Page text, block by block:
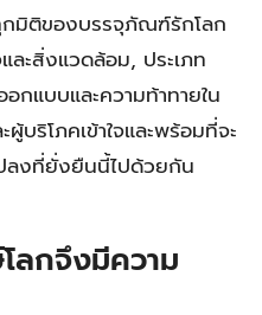
กมิติของบรรจุภัณฑ์รักโลก
ละสิ่งแวดล้อม, ประเภท
กแบบและความท้าทายใน
บริโภคเข้าใจและพร้อมที่จะ
ลงที่ยั่งยืนนี้ไปด้วยกัน
ลกจึงมีความ